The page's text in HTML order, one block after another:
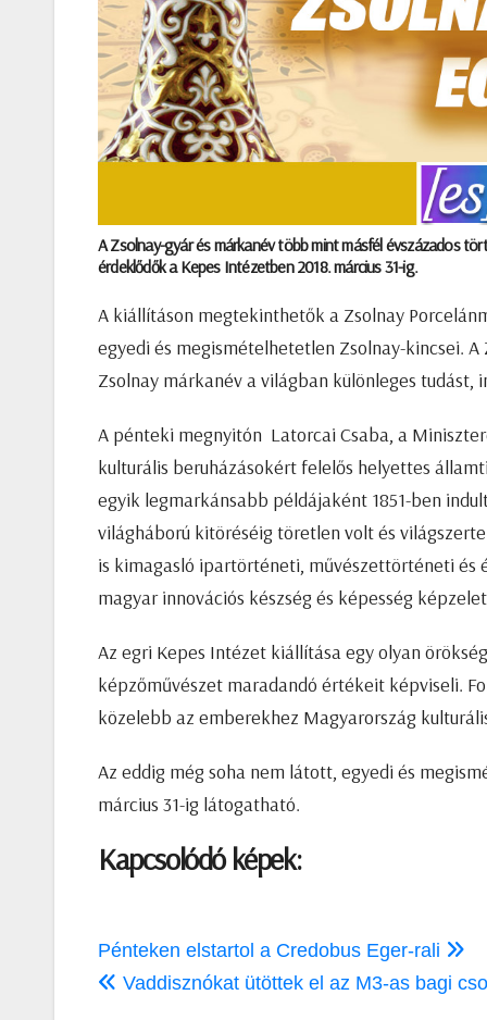
A Zsolnay-gyár és márkanév több mint másfél évszázados
érdeklődők a Kepes Intézetben 2018. március 31-ig.
A kiállításon megtekinthetők a Zsolnay
egyedi és megismételhetetlen Zsolnay-kincsei.
Zsolnay márkanév a világban különleges
A pénteki megnyitón Latorcai Csaba, a
kulturális beruházásokért felelős helyettes
egyik legmarkánsabb példájaként 1851-ben
világháború kitöréséig töretlen volt és
is kimagasló ipartörténeti, művészettörténeti
magyar innovációs készség és képesség
Az egri Kepes Intézet kiállítása egy olyan
képzőművészet maradandó értékeit képviseli.
közelebb az emberekhez Magyarország
Az eddig még soha nem látott, egyedi és
március 31-ig látogatható.
Kapcsolódó képek:
Bejegyzés
navigáció
Pénteken elstartol a Credobus Eger-rali
Vaddisznókat ütöttek el az M3-as bagi